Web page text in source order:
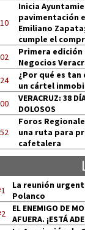
Inicia
pavimentación
Emiliano
cumple el
Primera edición
Negocios
¿Por qué es
un cártel
VERACRUZ: 38
DOLOSOS
Foros
una ruta para
cafetalera
La reunión
Polanco
EL ENEMIGO DE
AFUERA. ¡ESTÁ